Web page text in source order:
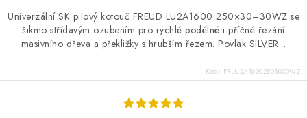
Univerzální SK pilový kotouč FREUD LU2A1600 250×30–30WZ se
šikmo střídavým ozubením pro rychlé podélné i příčné řezání
masivního dřeva a překližky s hrubším řezem. Povlak SILVER...
Kód: FRLU2A16002503030WZ